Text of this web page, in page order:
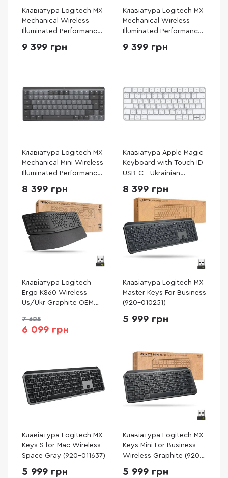
Клавіатура Logitech MX
Mechanical Wireless
Illuminated Performance
(920-010759)
9 399 грн
Клавіатура Logitech MX
Mechanical Wireless
Illuminated Performance
9 399 грн
Клавіатура Logitech MX
Mechanical Mini Wireless
Illuminated Performance
8 399 грн
Клавіатура Apple Magic
Keyboard with Touch ID
USB-C - Ukrainian
8 399 грн
Клавіатура Logitech
Ergo K860 Wireless
Us/Ukr Graphite OEM
7 625
6 099 грн
Клавіатура Logitech MX
Master Keys For Business
(920-010251)
5 999 грн
Клавіатура Logitech MX
Keys S for Mac Wireless
Space Gray (920-011637)
5 999 грн
Клавіатура Logitech MX
Keys Mini For Business
Wireless Graphite (920-
5 999 грн